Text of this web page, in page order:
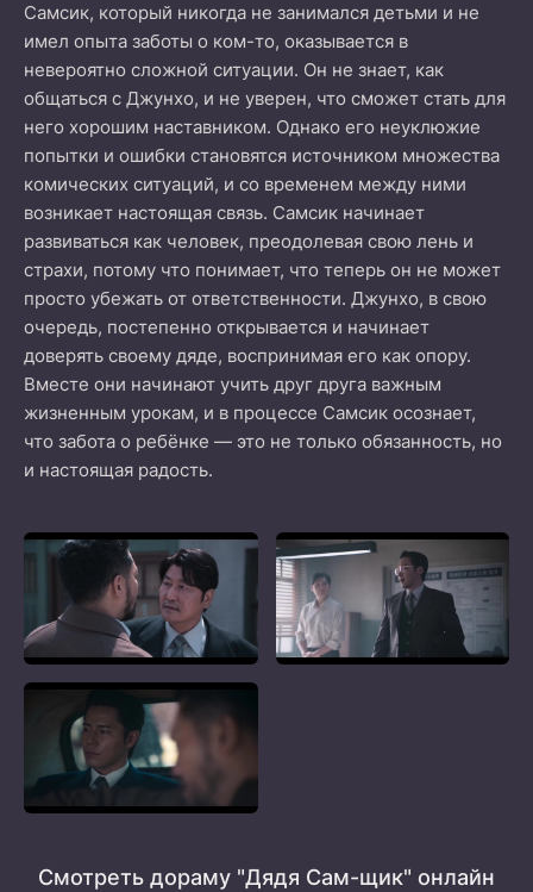
Самсик, который никогда не занимался детьми и не
имел опыта заботы о ком-то, оказывается в
невероятно сложной ситуации. Он не знает, как
общаться с Джунхо, и не уверен, что сможет стать для
него хорошим наставником. Однако его неуклюжие
попытки и ошибки становятся источником множества
комических ситуаций, и со временем между ними
возникает настоящая связь. Самсик начинает
развиваться как человек, преодолевая свою лень и
страхи, потому что понимает, что теперь он не может
просто убежать от ответственности. Джунхо, в свою
очередь, постепенно открывается и начинает
доверять своему дяде, воспринимая его как опору.
Вместе они начинают учить друг друга важным
жизненным урокам, и в процессе Самсик осознает,
что забота о ребёнке — это не только обязанность, но
и настоящая радость.
Смотреть дораму "Дядя Сам-щик" онлайн